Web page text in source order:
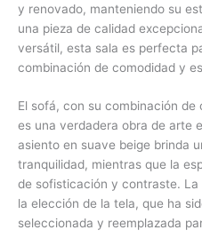
y renovado, manteniendo su
una pieza de calidad
versátil, esta sala es perfecta
combinación de comodidad y
El sofá, con su combinación
es una verdadera obra de arte
asiento en suave beige brinda
tranquilidad, mientras que la
de sofisticación y contraste.
la elección de la tela, que ha
seleccionada y reemplazada